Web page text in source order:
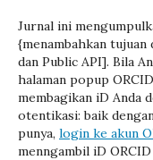
Jurnal ini
{menambahkan tujuan
dan Public API]. Bila
halaman popup
membagikan iD Anda
otentikasi: baik
punya, login ke akun
menngambil iD